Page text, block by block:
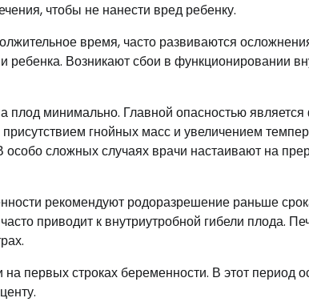
чтобы не нанести вред ребенку.
время, часто развиваются
ребенка. Возникают сбои в функционировании
минимально. Главной опасностью является
гнойных масс и увеличением
сложных случаях врачи настаивают на
рекомендуют родоразрешение раньше
приводит к внутриутробной гибели плода.
первых строках беременности. В этот период